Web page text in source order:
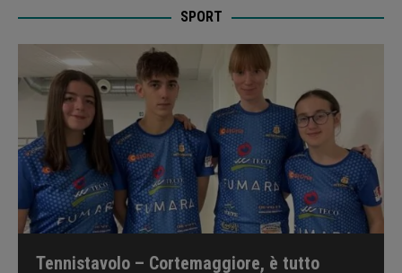
SPORT
Tennistavolo – Cortemaggiore, è tutto